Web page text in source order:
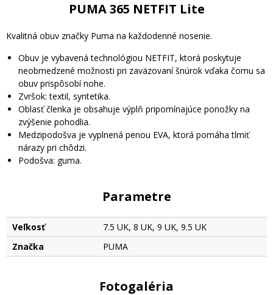
PUMA 365 NETFIT Lite
Kvalitná obuv značky Puma na každodenné nosenie.
Obuv je vybavená technológiou NETFIT, ktorá poskytuje
neobmedzené možnosti pri zaväzovaní šnúrok vďaka čomu sa
obuv prispôsobí nohe.
Zvršok: textil, syntetika.
Oblasť členka je obsahuje výplň pripomínajúce ponožky na
zvýšenie pohodlia.
Medzipodošva je vyplnená penou EVA, ktorá pomáha tlmiť
nárazy pri chôdzi.
Podošva: guma.
Parametre
Veľkosť
7.5 UK, 8 UK, 9 UK, 9.5 UK
Značka
PUMA
Fotogaléria